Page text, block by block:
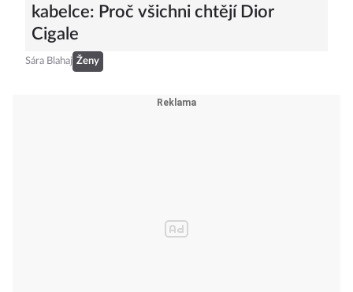
kabelce: Proč všichni chtějí Dior
Cigale
Sára Blahaj Ženy